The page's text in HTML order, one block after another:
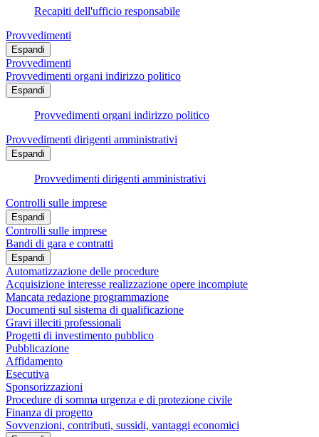
Recapiti dell'ufficio responsabile
Provvedimenti
Espandi
Provvedimenti
Provvedimenti organi indirizzo politico
Espandi
Provvedimenti organi indirizzo politico
Provvedimenti dirigenti amministrativi
Espandi
Provvedimenti dirigenti amministrativi
Controlli sulle imprese
Espandi
Controlli sulle imprese
Bandi di gara e contratti
Espandi
Automatizzazione delle procedure
Acquisizione interesse realizzazione opere incompiute
Mancata redazione programmazione
Documenti sul sistema di qualificazione
Gravi illeciti professionali
Progetti di investimento pubblico
Pubblicazione
Affidamento
Esecutiva
Sponsorizzazioni
Procedure di somma urgenza e di protezione civile
Finanza di progetto
Sovvenzioni, contributi, sussidi, vantaggi economici